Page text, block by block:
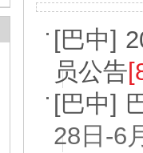
[巴中]
员公告
[巴中]
28日-6